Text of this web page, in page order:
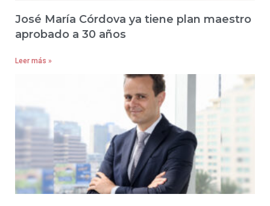
José María Córdova ya tiene plan maestro
aprobado a 30 años
Leer más »